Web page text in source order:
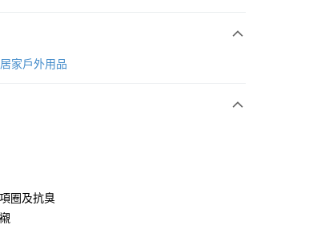
家戶外用品
圈及抗臭